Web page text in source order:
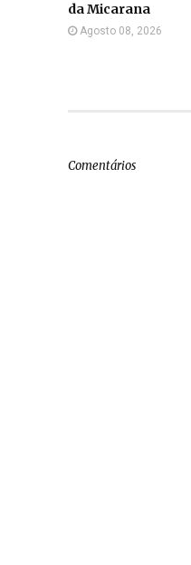
da Micarana
Agosto 08, 2026
Comentários